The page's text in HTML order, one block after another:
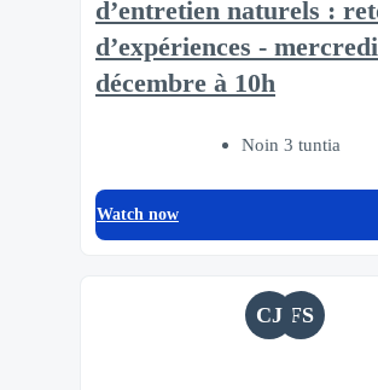
d’entretien naturels :
d’expériences -
décembre à 10h
Noin 3 tuntia
Watch now
CJ FS